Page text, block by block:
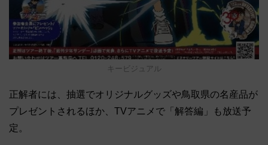
キービジュアル
正解者には、抽選でオリジナルグッズや鳥取県の名産品が
プレゼントされるほか、TVアニメで「解答編」も放送予
定。